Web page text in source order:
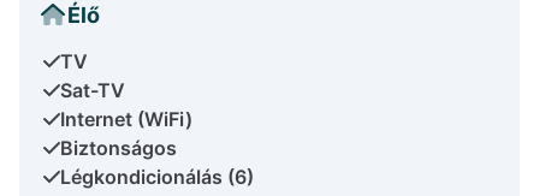
Élő
TV
Sat-TV
Internet (WiFi)
Biztonságos
Légkondicionálás (6)